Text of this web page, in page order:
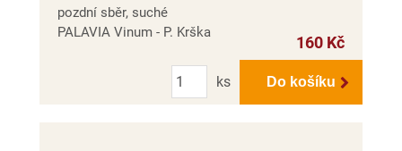
pozdní sběr, suché
PALAVIA Vinum - P. Krška
160 Kč
Počet
ks
Do košíku